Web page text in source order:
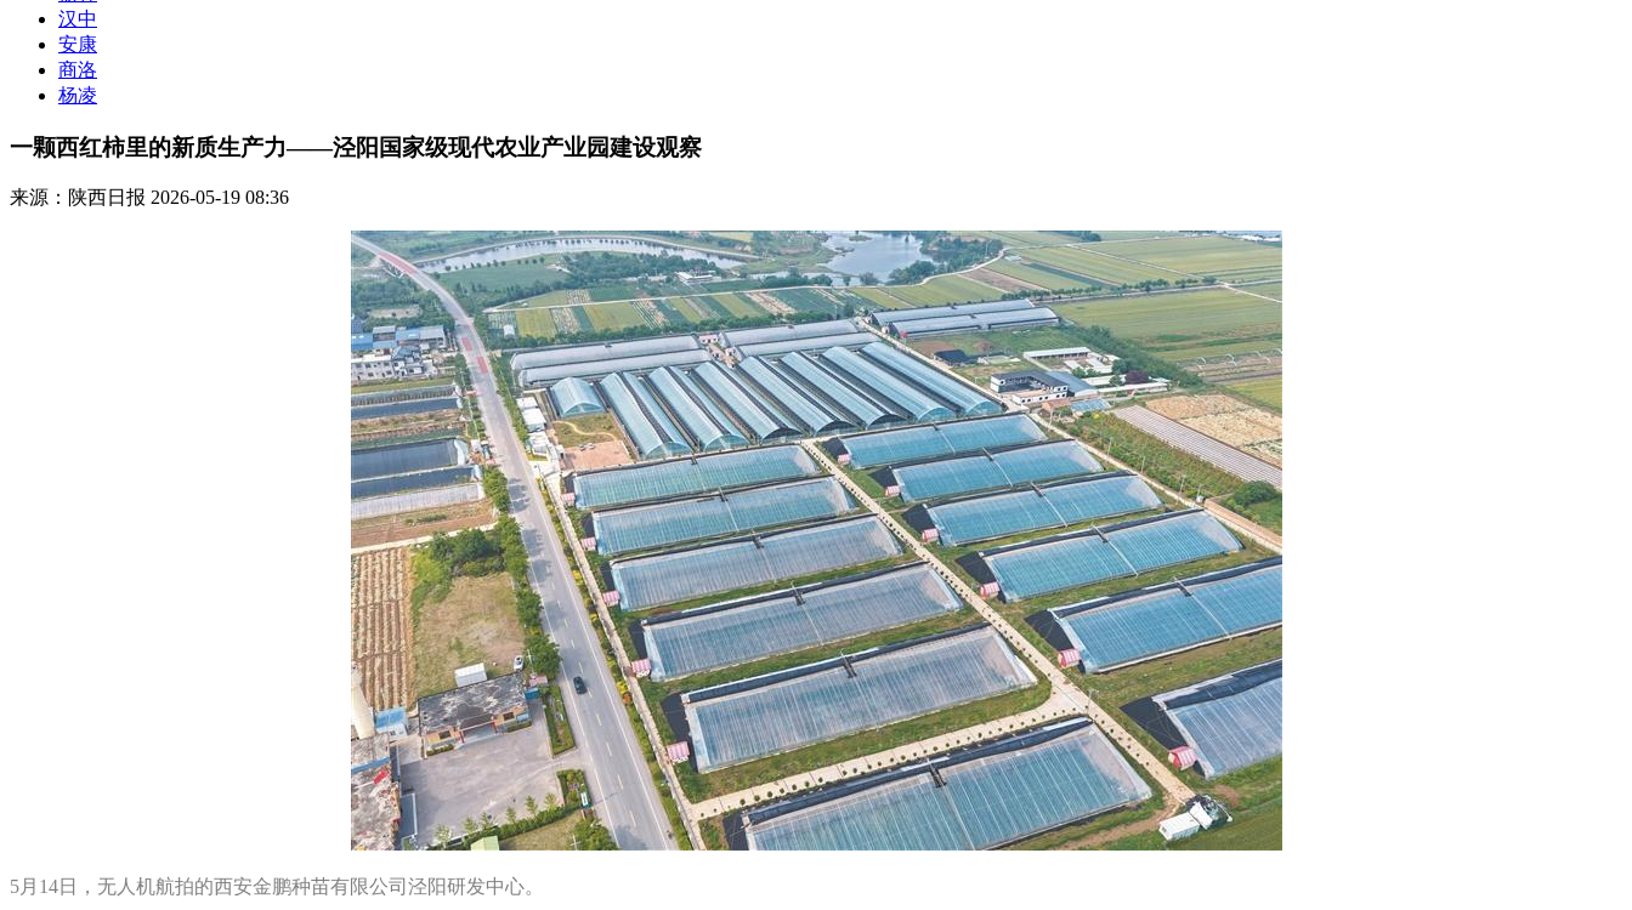
汉中
安康
商洛
杨凌
一颗西红柿里的新质生产力——泾阳国家级现代农业产业园建设观察
来源：陕西日报 2026-05-19 08:36
5月14日，无人机航拍的西安金鹏种苗有限公司泾阳研发中心。